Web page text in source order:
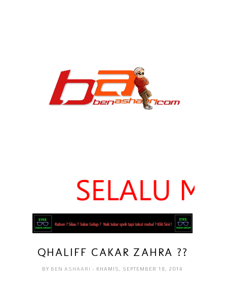
QHALIFF CAKAR ZAHRA ??
BY BEN ASHAARI- KHAMIS, SEPTEMBER 18, 2014